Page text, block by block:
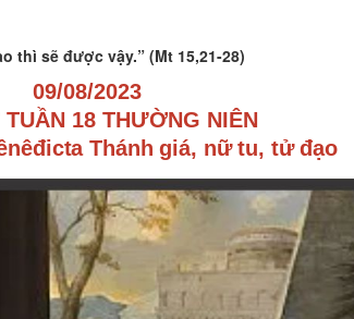
thì sẽ được vậy.” (Mt 15,21-28)
09/08/2023
18 THƯỜNG NIÊN
Thánh giá, nữ tu, tử đạo